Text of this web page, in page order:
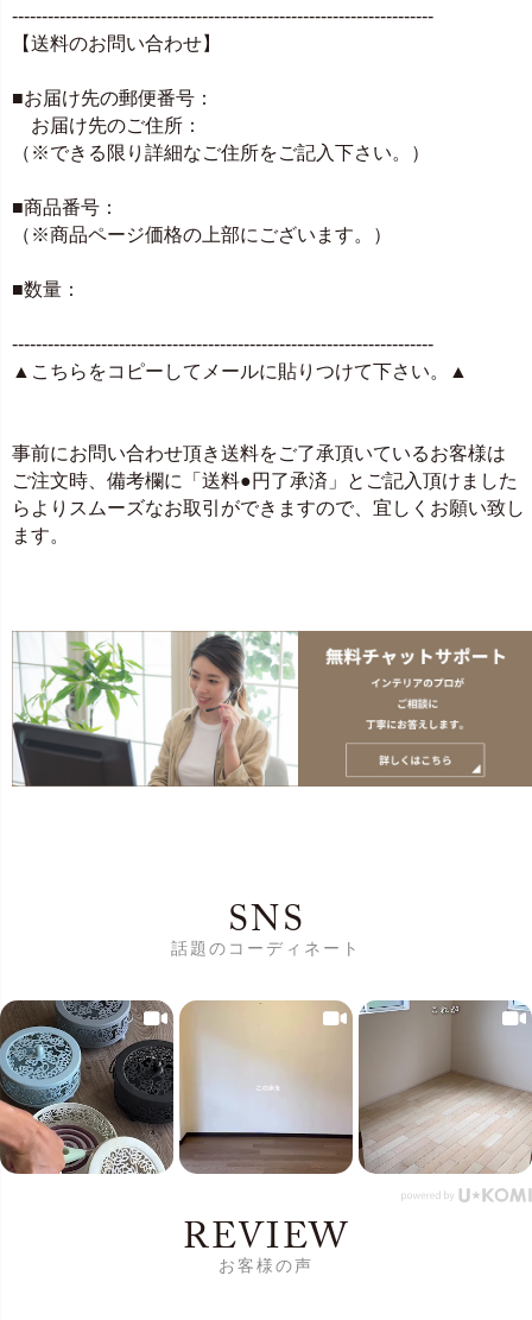
-----------------------------------------------------------------------
【送料のお問い合わせ】
■お届け先の郵便番号：
お届け先のご住所：
（※できる限り詳細なご住所をご記入下さい。）
■商品番号：
（※商品ページ価格の上部にございます。）
■数量：
-----------------------------------------------------------------------
▲こちらをコピーしてメールに貼りつけて下さい。▲
事前にお問い合わせ頂き送料をご了承頂いているお客様は
ご注文時、備考欄に「送料●円了承済」とご記入頂けました
らよりスムーズなお取引ができますので、宜しくお願い致し
ます。
SNS
話題のコーディネート
REVIEW
お客様の声